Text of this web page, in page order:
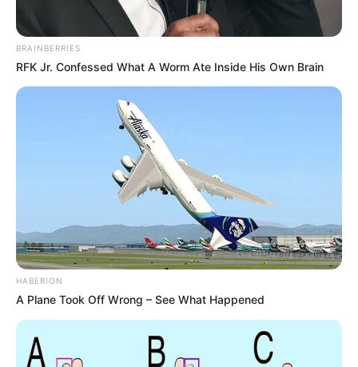
BRAINBERRIES
RFK Jr. Confessed What A Worm Ate Inside His Own Brain
HABERION
A Plane Took Off Wrong – See What Happened